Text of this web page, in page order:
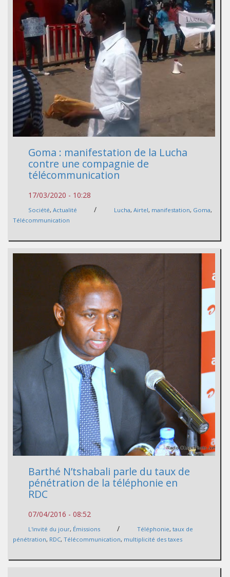
Goma : manifestation de la Lucha
contre une compagnie de
télécommunication
17/03/2020 - 10:28
Société, Actualité / Lucha, Airtel, manifestation, Goma,
Télécommunication
Barthé N’tshabali parle du taux de
pénétration de la téléphonie en
RDC
07/04/2016 - 08:52
L'invité du jour, Émissions / Téléphonie, taux de
pénétration, RDC, Télécommunication, multiplicité des taxes